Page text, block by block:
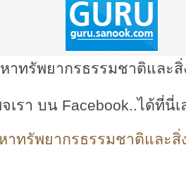
าทรัพยากรธรรมชาติและสิ่
เรา บน Facebook..ได้ที่นี่เ
าทรัพยากรธรรมชาติและสิ่